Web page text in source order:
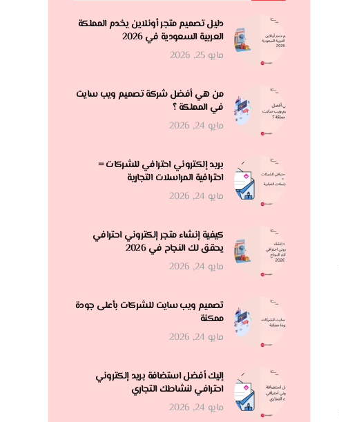
دليل تصميم متجر أونلاين يخدم المملكة
العربية السعودية في 2026
مايو 25, 2026
من هي أفضل شركة تصميم ويب سايت
في المملكة ؟
مايو 24, 2026
بريد إلكتروني احترافي للشركات =
احترافية المراسلات التجارية
مايو 24, 2026
كيفية إنشاء متجر إلكتروني احترافي
يحقق لك النجاح في 2026
مايو 24, 2026
تصميم ويب سايت للشركات بأعلى جودة
ممكنة
مايو 24, 2026
إليك أفضل استضافة بريد إلكتروني
احترافي لنشاطك التجاري
مايو 24, 2026